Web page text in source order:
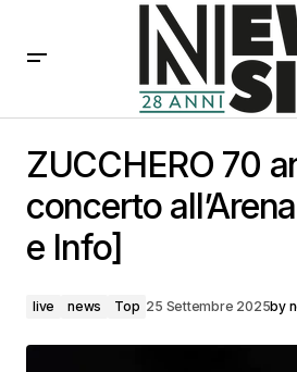
Info]
ZUCCHERO 70
concerto
e Info]
live news Top 25 Settembre 2025by